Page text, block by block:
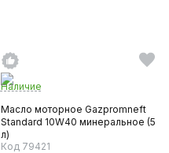
Наличие
Масло моторное Gazpromneft
Standard 10W40 минеральное (5
л)
Код 79421